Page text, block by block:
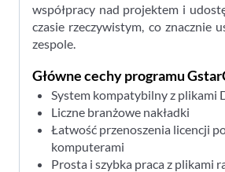
współpracy nad projektem i
czasie rzeczywistym, co znacznie
zespole.
Główne cechy programu
System kompatybilny z plikami
Liczne branżowe nakładki
Łatwość przenoszenia licencji
komputerami
Prosta i szybka praca z plikami